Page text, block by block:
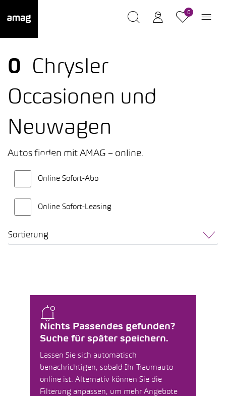
0
0
Chrysler
Occasionen und
Neuwagen
Autos finden mit AMAG – online.
Online Sofort-Abo
Online Sofort-Leasing
Sortierung
Nichts Passendes gefunden?
Suche für später speichern.
Lassen Sie sich automatisch
benachrichtigen, sobald Ihr Traumauto
online ist. Alternativ können Sie die
Filterung anpassen, um mehr Angebote